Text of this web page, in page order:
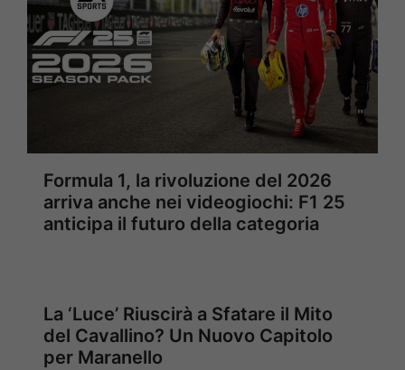
Formula 1, la rivoluzione del 2026
arriva anche nei videogiochi: F1 25
anticipa il futuro della categoria
La ‘Luce’ Riuscirà a Sfatare il Mito
del Cavallino? Un Nuovo Capitolo
per Maranello